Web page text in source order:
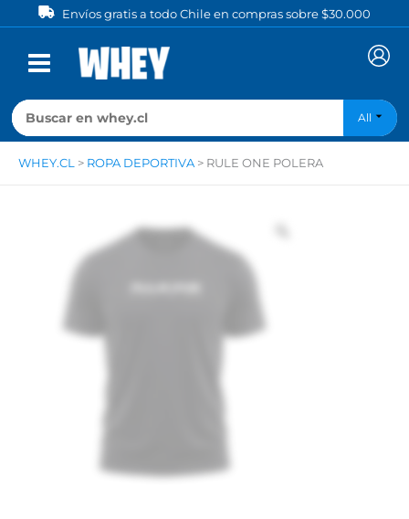
al
contenido
Envíos gratis a todo Chile en compras sobre $30.000
All
WHEY.CL > ROPA DEPORTIVA > RULE ONE POLERA